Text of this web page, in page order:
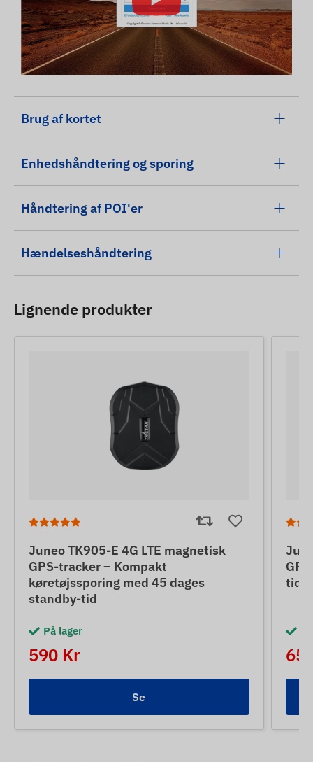
Brug af kortet
Enhedshåndtering og sporing
Håndtering af POI'er
Hændelseshåndtering
Lignende produkter
Juneo TK905-E 4G LTE magnetisk
GPS-tracker – Kompakt
køretøjssporing med 45 dages
standby-tid
På lager
590 Kr
Se
tid